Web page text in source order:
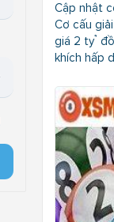
Cập nhật
Cơ cấu
giá 2 tỷ
khích hấp